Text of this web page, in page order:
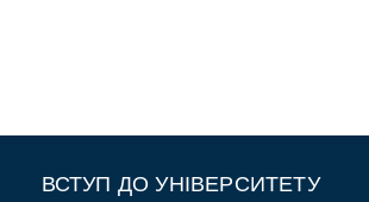
ВСТУП ДО УНІВЕРСИТЕТУ